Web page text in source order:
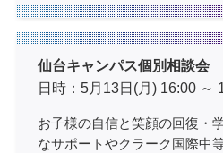
仙台キャンパス個別相談会
日時：5月13日(月) 16:00 ～
お子様の自信と笑顔の回復・
なサポートやクラーク国際中